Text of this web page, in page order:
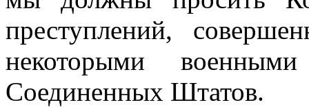
преступлений,
некоторыми
Соединенных Штатов.